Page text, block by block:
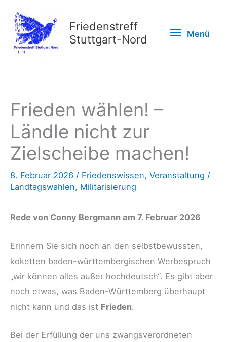
Inhalt
springen
Friedenstreff
Stuttgart-Nord
Menü
Menü
Frieden wählen! –
Ländle nicht zur
Zielscheibe machen!
8. Februar 2026 / Friedenswissen, Veranstaltung /
Landtagswahlen, Militarisierung
Rede von Conny Bergmann am 7. Februar 2026
Erinnern Sie sich noch an den selbstbewussten,
koketten baden-württembergischen Werbespruch
„wir können alles außer hochdeutsch“. Es gibt aber
noch etwas, was Baden-Württemberg überhaupt
nicht kann und das ist Frieden.
Bei der Erfüllung der uns zwangsverordneten